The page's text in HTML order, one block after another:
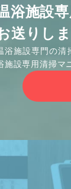
浴施設
送りしま
浴施設専門の清
施設専用清掃マ